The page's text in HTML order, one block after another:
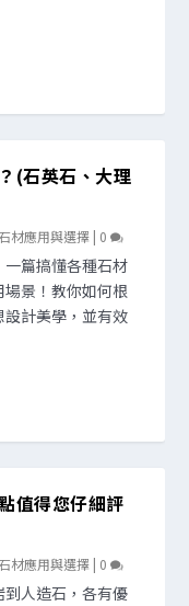
(石英石、大理
材應用與選擇 | 0
篇搞懂各種石材
景！教你如何根
計美學，並有效
值得您仔細評
材應用與選擇 | 0
人造石，各有優